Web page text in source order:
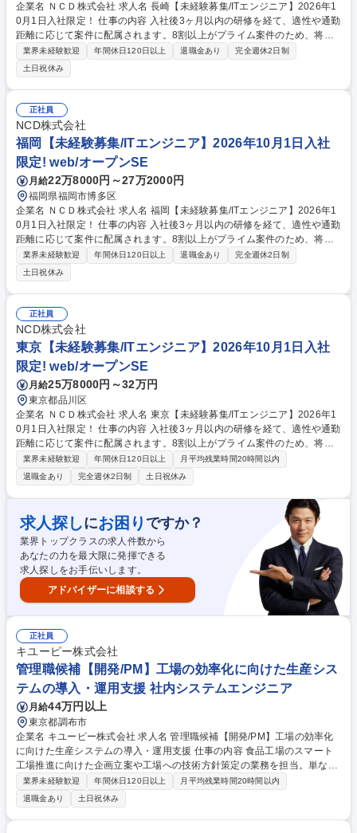
企業名 ＮＣＤ株式会社 求人名 長崎【未経験募集/ITエンジニア】2026年1
0月1日入社限定！ 仕事の内容 入社後3ヶ月以内の研修を経て、適性や通勤
距離に応じて案件に配属されます。8割以上がプライム案件のため、将来
的には上流工程や要件定義に携わることができ、市場価値の高いエンジニ
アになることが可能です。 ★未経験エンジニアを多数採用してきた実績あ
る育成プログラムで安心/入社後のステップ（例）★ 1～3か月目：丁寧なI
T基礎研修で、「ITの基礎知識から現場で役立つ実践的なスキルを習得」 4
か月目以降：配属先でチームの一員として参画。運用補助業務に参加 1～
2年目：小規模機能の設計・開発・運用を担当 3年目以降：上流工程（要
件定義・設計）やチームリーダーに挑戦可能 募集職種 長崎【未経験募集/I
Tエンジニア】2026年10月1日入社限定！
業界未経験歓迎 年間休日120日以上 退職金あり
完全週休2日制
土日祝休み
正社員
NCD株式会社
福岡【未経験募集/ITエンジニア】2026年10月1日入社
限定! web/オープンSE
月給22万8000円～27万2000円
福岡県福岡市博多区
企業名 ＮＣＤ株式会社 求人名 福岡【未経験募集/ITエンジニア】2026年1
0月1日入社限定！ 仕事の内容 入社後3ヶ月以内の研修を経て、適性や通勤
距離に応じて案件に配属されます。8割以上がプライム案件のため、将来
的には上流工程や要件定義に携わることができ、市場価値の高いエンジニ
アになることが可能です。 ★未経験エンジニアを多数採用してきた実績あ
る育成プログラムで安心/入社後のステップ（例）★ 1～3か月目：丁寧なI
T基礎研修で、「ITの基礎知識から現場で役立つ実践的なスキルを習得」 4
か月目以降：配属先でチームの一員として参画。運用補助業務に参加 1～
2年目：小規模機能の設計・開発・運用を担当 3年目以降：上流工程（要
件定義・設計）やチームリーダーに挑戦可能 募集職種 福岡【未経験募集/I
Tエンジニア】2026年10月1日入社限定！
業界未経験歓迎 年間休日120日以上 退職金あり
完全週休2日制
土日祝休み
正社員
NCD株式会社
東京【未経験募集/ITエンジニア】2026年10月1日入社
限定! web/オープンSE
月給25万8000円～32万円
東京都品川区
企業名 ＮＣＤ株式会社 求人名 東京【未経験募集/ITエンジニア】2026年1
0月1日入社限定！ 仕事の内容 入社後3ヶ月以内の研修を経て、適性や通勤
距離に応じて案件に配属されます。8割以上がプライム案件のため、将来
的には上流工程や要件定義に携わることができ、市場価値の高いエンジニ
アになることが可能です。 ★未経験エンジニアを多数採用してきた実績あ
る育成プログラムで安心/入社後のステップ（例）★ 1～3か月目：丁寧なI
T基礎研修で、「ITの基礎知識から現場で役立つ実践的なスキルを習得」 4
か月目以降：配属先でチームの一員として参画。運用補助業務に参加 1～
2年目：小規模機能の設計・開発・運用を担当 3年目以降：上流工程（要
件定義・設計）やチームリーダーに挑戦可能 募集職種 東京【未経験募集/I
Tエンジニア】2026年10月1日入社限定！
業界未経験歓迎 年間休日120日以上
月平均残業時間20時間以内
退職金あり
完全週休2日制 土日祝休み
求人探しにお困り ですか？
業界トップクラスの求人件数から
あなたの力を最大限に発揮できる
求人探しをお手伝いします。
アドバイザーに相談する
正社員
キユーピー株式会社
管理職候補【開発/PM】工場の効率化に向けた生産シス
テムの導入・運用支援 社内システムエンジニア
月給44万円以上
東京都調布市
企業名 キユーピー株式会社 求人名 管理職候補【開発/PM】工場の効率化
に向けた生産システムの導入・運用支援 仕事の内容 食品工場のスマート
工場推進に向けた企画立案や工場への技術方針策定の業務を担当。単なる
システム開発に留まらず、経営視点でキユーピーの生産体制の将来像を考
える魅力と成長を楽しめます環境です。 ご入社後は、担当工場に対する食
品工場のオペレーションで使用するIT/OTシステムの導入・運用支援・外
部委託含めた改良開発と生産システム群の統合推進（運用/保守課題の抽
業界未経験歓迎 年間休日120日以上
月平均残業時間20時間以内
退職金あり
土日祝休み